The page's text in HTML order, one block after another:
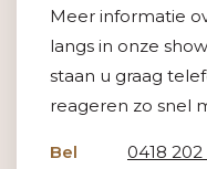
Meer informatie
langs in onze
staan u graag
reageren zo snel
Bel
0418